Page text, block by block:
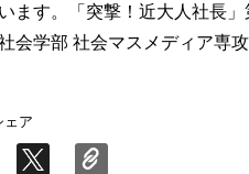
ます。「突撃！近大人社長」
会学部 社会マスメディア専
ェア